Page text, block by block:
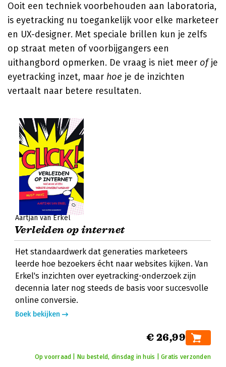
Ooit een techniek voorbehouden aan laboratoria,
is eyetracking nu toegankelijk voor elke marketeer
en UX-designer. Met speciale brillen kun je zelfs
op straat meten of voorbijgangers een
uithangbord opmerken. De vraag is niet meer ofje
eyetracking inzet, maar hoe je de inzichten
vertaalt naar betere resultaten.
Aartjan van Erkel
Verleiden op internet
Het standaardwerk dat generaties marketeers
leerde hoe bezoekers écht naar websites kijken. Van
Erkel's inzichten over eyetracking-onderzoek zijn
decennia later nog steeds de basis voor succesvolle
online conversie.
Boek bekijken
€ 26,99
Op voorraad | Nu besteld, dinsdag in huis | Gratis verzonden